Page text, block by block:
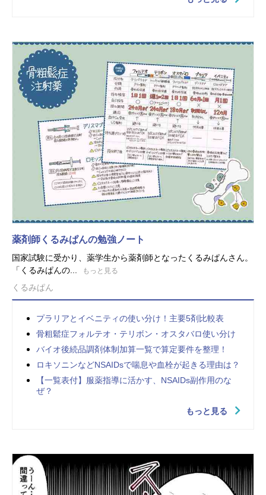
薬剤師くるみぱんの勉強ノート
国家試験に受かり、薬学生から薬剤師となったくるみぱんさん。
「くるみぱんの...
もっと見る
くるみぱん
プラリアとイベニティの使い分け！主要5剤比較表
骨粗鬆症フォルテオ・テリボン・オスタバロ使い分け
バイオ後続品調剤体制加算一覧で算定要件を整理！
ロキソニンなどNSAIDsで喘息や血栓が起きる理由は？
【一覧表付】服薬指導に活かす、NSAIDs副作用のな
ぜ？
もっと見る